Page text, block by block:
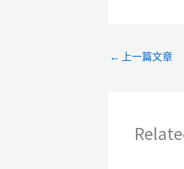
← 上一篇文章